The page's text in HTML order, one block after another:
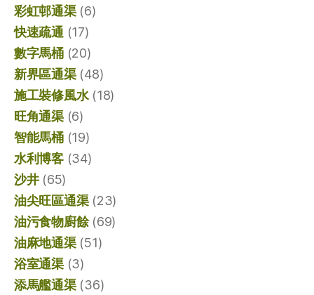
彩虹邨通渠(6)
快速疏通 (17)
數字馬桶(20)
新界區通渠(48)
施工裝修風水(18)
旺角通渠(6)
智能馬桶(19)
水利博客(34)
沙井(65)
油尖旺區通渠(23)
油污食物廚餘(69)
油麻地通渠(51)
浴室通渠(3)
添馬艦通渠(36)